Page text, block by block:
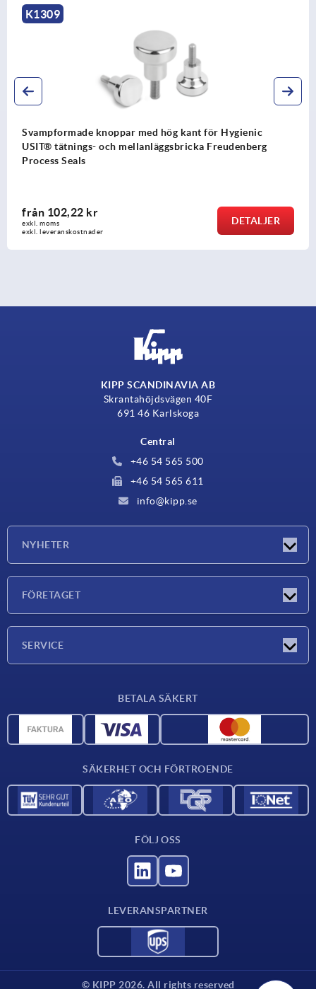
K0251
Svampformade knoppar antistatiska med yttergänga
från26,57 kr
exkl. moms
exkl. leveranskostnader
DETALJER
KIPP SCANDINAVIA AB
Skrantahöjdsvägen 40F
691 46 Karlskoga
Central
+46 54 565 500
+46 54 565 611
info@kipp.se
NYHETER
FÖRETAGET
SERVICE
CAD-data
BETALA SÄKERT
SÄKERHET OCH FÖRTROENDE
FÖLJ OSS
LEVERANSPARTNER
© KIPP 2026. All rights reserved